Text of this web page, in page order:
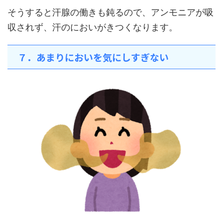
そうすると汗腺の働きも鈍るので、アンモニアが吸
収されず、汗のにおいがきつくなります。
７．あまりにおいを気にしすぎない